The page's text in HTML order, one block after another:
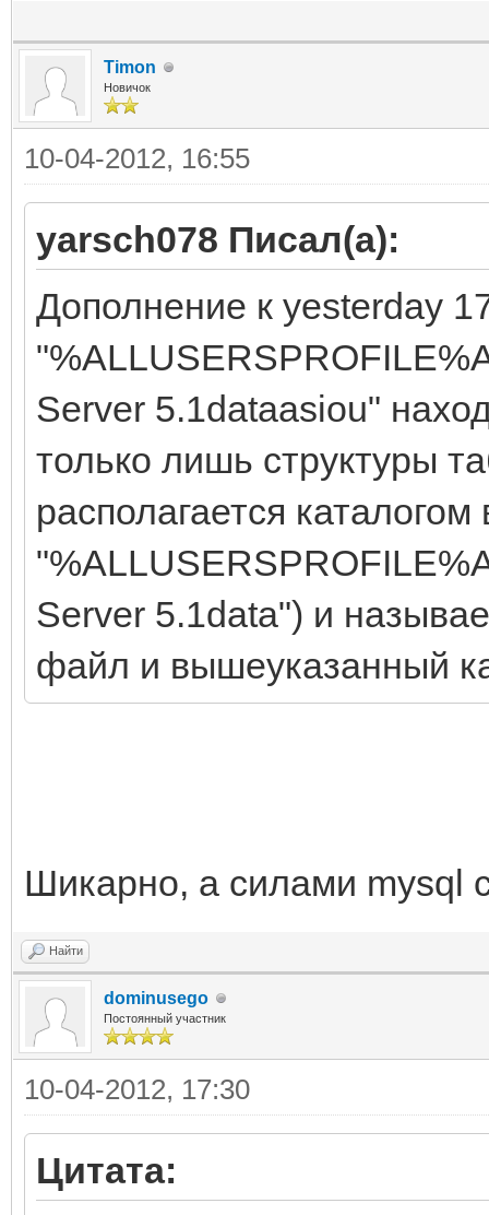
Timon
Новичок
10-04-2012, 16:55
yarsch078 Писал(а):
Дополнение к yesterday
Server 5.1dataasiou"
только лишь структуры
располагается
Server 5.1data") и
файл и вышеуказанный
Шикарно, а силами mysql
Найти
dominusego
Постоянный участник
10-04-2012, 17:30
Цитата: